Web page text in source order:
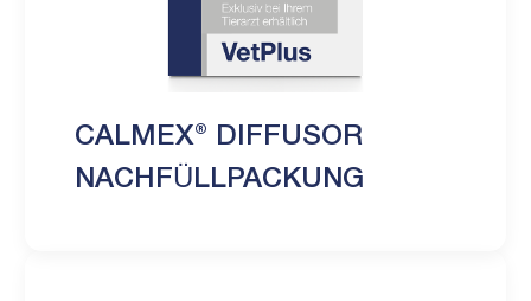
CALMEX® DIFFUSOR
NACHFÜLLPACKUNG